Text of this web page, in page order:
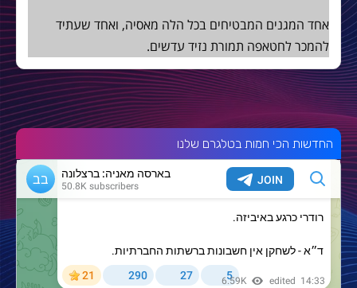
אחד המגנים המבטיחים בכל הלה מאסיה, ואחד שעתיד
להמכר לחטאפה תמורת נזיד עדשים.
החדשות הכי חמות בטלגרם שלנו